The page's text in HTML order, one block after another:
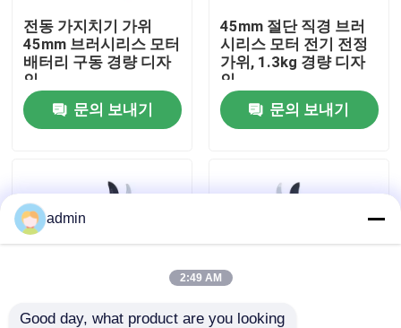
공장 표시
저희와 연락
휘발유 동력톱
전기 동력톱
전동 가지치기 가위
45mm 브러시리스 모터
배터리 구동 경량 디자
인
문의 보내기
45mm 절단 직경 브러
시리스 모터 전기 전정
가위, 1.3kg 경량 디자
인
문의 보내기
admin
2:49 AM
Good day, what product are you looking